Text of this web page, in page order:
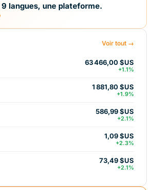
langues, une plateforme.
Voir tout →
63 466,00 $US
+1.1%
1 881,80 $US
+1.9%
586,99 $US
+2.1%
1,09 $US
+2.3%
73,49 $US
+2.1%